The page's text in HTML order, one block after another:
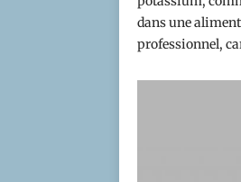
dans une
professionnel,